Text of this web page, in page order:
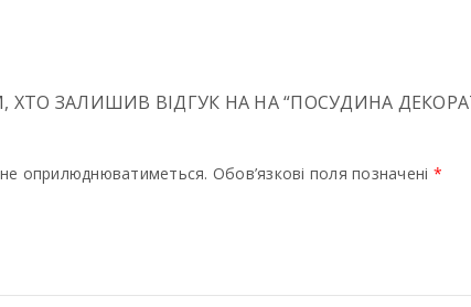
ЗАЛИШИВ ВІДГУК НА НА “ПОСУДИНА
оприлюднюватиметься. Обов’язкові поля позначені *